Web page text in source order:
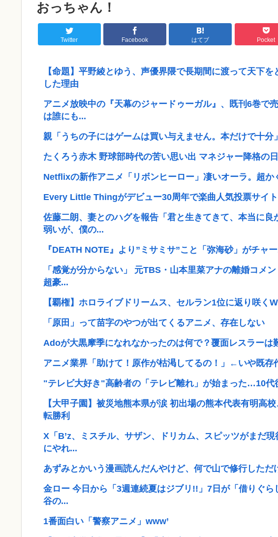
おっちゃん！
Twitter Facebook はてブ Pocket
【命題】平野綾とゆう、声優界隈で長期間に渡って天下
した理由
アニメ放映中の『天幕のジャードゥーガル』、既刊6巻で
は誰にも...
親「うちの子にはゲームは買い与えません。本だけで十
たくろう赤木 野球部時代の苦い思い出 マネジャー降格の
Netflixの新作アニメ「リボンヒーロー」凄いオーラ。超か
Every Little Thingがデビュー30周年で楽曲人気投票サイ
佐藤二朗、妻とのハグを報告「君と生きてきて、本当に
弱いが、僕の...
『DEATH NOTE』より”ミサミサ”こと「弥海砂」がチ
「感覚が分からない」 元TBS・山本里菜アナの離婚コメ
超豪...
【覇権】ホロライブドリームス、セルラン1位に返り咲く
「原田」って苗字のやつが出てくるアニメ、存在しない
Adoが大黒摩季になれなかったのは何で？覆面レスラーは
アニメ業界「助けて！原作が枯渇してるの！」←いや既存
"テレビ大好き"高齢者の「テレビ離れ」が始まった…10
【大甲子園】被災地熊本県が涙 初出場の熊本代表有明高
転勝利
X「B’z、ミスチル、サザン、ドリカム、スピッツがまだ
にやれ...
あずみとかいう漫画読んだんやけど、何で山で修行した
金ロー 今日から「3週連続夏はジブリ!!」7日が「借りぐ
谷の...
1番面白い「警察アニメ」www’